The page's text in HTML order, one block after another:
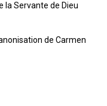
la Servante de Dieu
de Carmen